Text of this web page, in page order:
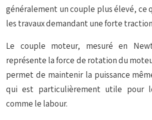
généralement un couple plus élevé, ce
les travaux demandant une forte
Le couple moteur, mesuré en
représente la force de rotation du
permet de maintenir la puissance
qui est particulièrement utile pour
comme le labour.